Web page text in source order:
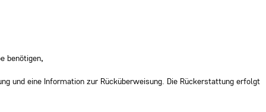
benötigen,
und eine Information zur Rücküberweisung. Die Rückerstattung erfolgt